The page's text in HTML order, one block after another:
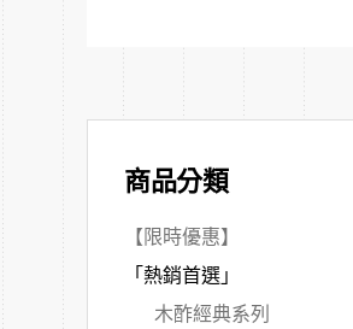
商品分類
【限時優惠】
「熱銷首選」
木酢經典系列